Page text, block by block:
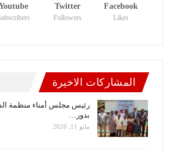
Facebook
Likes
Twitter
Followers
المشاركات الاخيرة
رئيس مجلس أمناء منظمة
بدور…
مايو 11, 2026